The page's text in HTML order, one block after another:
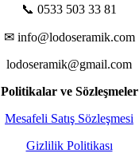
📞 0533 503 33 81
✉ info@lodoseramik.com
lodoseramik@gmail.com
Politikalar ve Sözleşmeler
Mesafeli Satış Sözleşmesi
Gizlilik Politikası